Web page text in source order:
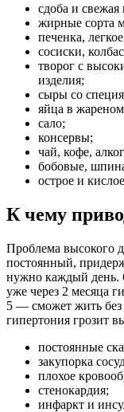
сдоба и свежая
жирные сорта
печенка,
сосиски,
творог с
изделия;
сыры со
яйца в
сало;
консервы;
чай, кофе,
бобовые,
острое и
К чему
Проблема высокого
постоянный,
нужно каждый день.
уже через 2 месяца
5 — сможет жить без
гипертония грозит
постоянные
закупорка
плохое
стенокардия;
инфаркт и